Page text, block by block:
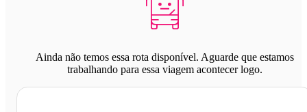
Ainda não temos essa rota disponível. Aguarde que estamos
trabalhando para essa viagem acontecer logo.